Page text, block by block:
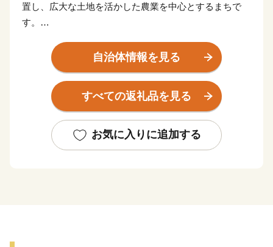
置し、広大な土地を活かした農業を中心とするまちで
す。
森国定公園の大自然に囲まれており、貴重な動植物の生
息地となっています。日本有数の敷地面積を誇る「標茶
町育成牧場」内の多和平展望台からは、360°の地平線が
見渡せ、また、町内には多数の温泉施設が点在しており
標茶町で非日常を味わいませんか？
自治体情報を見る
すべての返礼品を見る
お気に入りに追加する